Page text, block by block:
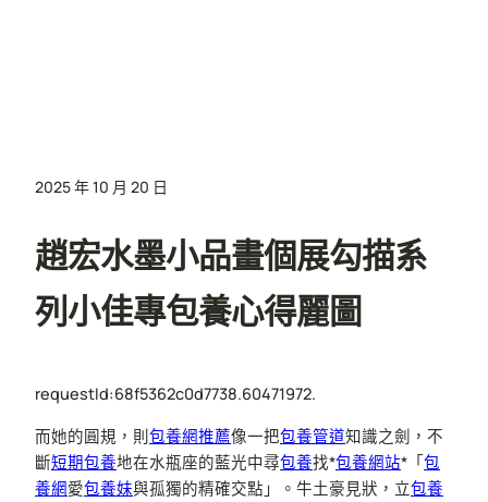
2025 年 10 月 20 日
趙宏水墨小品畫個展勾描系
列小佳專包養心得麗圖
requestId:68f5362c0d7738.60471972.
而她的圓規，則包養網推薦像一把包養管道知識之劍，不
斷短期包養地在水瓶座的藍光中尋包養找*包養網站*「包
養網愛包養妹與孤獨的精確交點」。牛土豪見狀，立包養